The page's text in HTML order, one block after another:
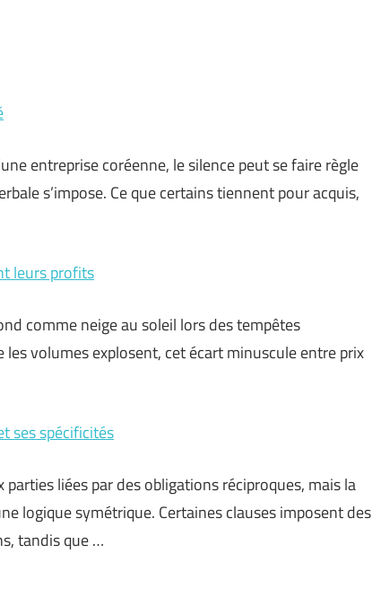
entreprise coréenne, le silence peut se faire règle
s’impose. Ce que certains tiennent pour acquis,
leurs profits
comme neige au soleil lors des tempêtes
volumes explosent, cet écart minuscule entre prix
ses spécificités
liées par des obligations réciproques, mais la
logique symétrique. Certaines clauses imposent des
tandis que …